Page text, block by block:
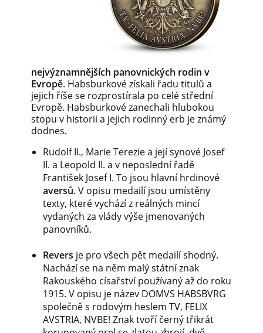
nejvýznamnějších panovnických rodin v
Evropě. Habsburkové získali řadu titulů a
jejich říše se rozprostírala po celé střední
Evropě. Habsburkové zanechali hlubokou
stopu v historii a jejich rodinný erb je známý
dodnes.
Rudolf II., Marie Terezie a její synové Josef
II. a Leopold II. a v neposlední řadě
František Josef I. To jsou hlavní hrdinové
aversů. V opisu medailí jsou umístěny
texty, které vychází z reálných mincí
vydaných za vlády výše jmenovaných
panovníků.
Revers je pro všech pět medailí shodný.
Nachází se na něm malý státní znak
Rakouského císařství používaný až do roku
1915. V opisu je název DOMVS HABSBVRG
společně s rodovým heslem TV, FELIX
AVSTRIA, NVBE! Znak tvoří černý třikrát